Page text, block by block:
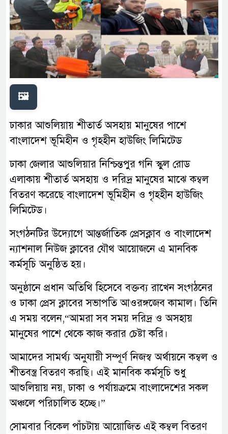
🖼️
ঢাকার আশুলিয়ায় শীতার্ত অসহায় মানুষের পাশে
বাংলাদেশ ভূমিহীন ও গৃহহীন হাউজিং লিমিটেড
ঢাকা জেলার আশুলিয়ার নিশ্চিন্তপুর গনি স্কুল রোড
এলাকায় শীতার্ত অসহায় ও দরিদ্র মানুষের মাঝে কম্বল
বিতরণ করেছে বাংলাদেশ ভূমিহীন ও গৃহহীন হাউজিং
লিমিটেড।
সংগঠনটির উদ্যোগে আন্তর্জাতিক প্রেসক্লাব ও বাংলাদেশ
ন্যাশনাল নিউজ ক্লাবের যৌথ আয়োজনে এ মানবিক
কর্মসূচি অনুষ্ঠিত হয়।
অনুষ্ঠানে প্রধান অতিথি হিসেবে বক্তব্য রাখেন সংগঠনের
ও ঢাকা প্রেস ক্লাবের সভাপতি আওরঙ্গজেব কামাল। তিনি
এ সময় বলেন,“আমরা সব সময় দরিদ্র ও অসহায়
মানুষের পাশে থেকে কাজ করার চেষ্টা করি।
আমাদের সামর্থ্য অনুযায়ী সম্পূর্ণ নিজস্ব অর্থায়নে কম্বল ও
শীতবস্ত্র বিতরণ করছি। এই মানবিক কর্মসূচি শুধু
আশুলিয়ায় নয়, ঢাকা ও পর্যায়ক্রমে বাংলাদেশের সকল
অঞ্চলে পরিচালিত হচ্ছে।”
সোমবার বিকেল পাঁচটায় আয়োজিত এই কম্বল বিতরণ